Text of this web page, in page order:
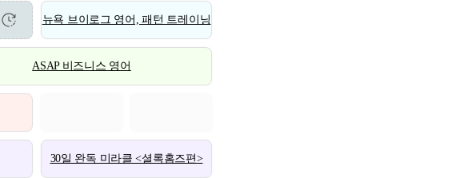
뉴욕 브이로그 영어, 패턴 트레이닝
ASAP 비즈니스 영어
30일 완독 미라클 <셜록홈즈편>